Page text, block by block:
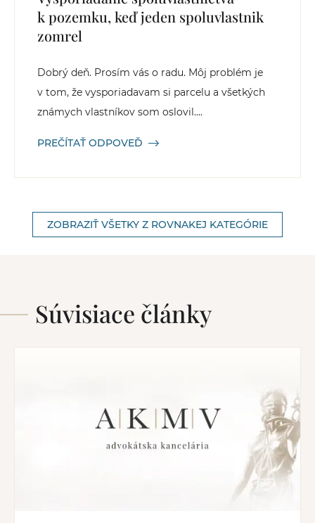
k pozemku, keď jeden spoluvlastnik
zomrel
Dobrý deň. Prosím vás o radu. Môj problém je
v tom, že vysporiadavam si parcelu a všetkých
známych vlastníkov som oslovil....
PREČÍTAŤ ODPOVEĎ
ZOBRAZIŤ VŠETKY Z ROVNAKEJ KATEGÓRIE
Súvisiace články